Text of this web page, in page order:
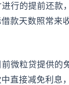
行的提前还
款天数照常
微粒贷提供
直接减免利